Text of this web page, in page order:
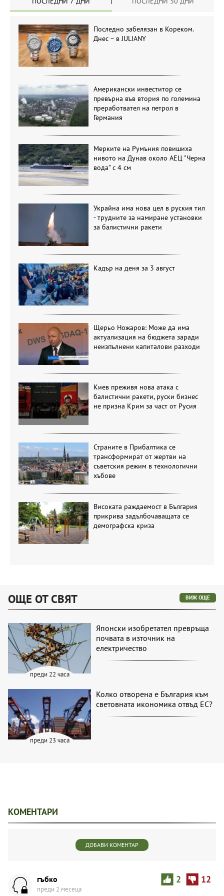
Последно забелязан в Кореком.
Днес – в JULIANY
Американски инвеститор се
превърна във втория по големина
преработвател на петрол в
Германия
Мерките на Румъния повишиха
нивото на Дунав около АЕЦ "Черна
вода" с 4 см
Украйна има нова цел в руския тил
- трудните за намиране установки
за балистични ракети
Кадър на деня за 3 август
Щерьо Ножаров: Може да има
актуализация на бюджета заради
неизпълнени капиталови разходи
Киев преживя нова атака с
балистични ракети, руски бизнес
не призна Крим за част от Русия
Страните в Прибалтика се
трансформират от жертви на
съветския режим в технологични
хъбове
Високата раждаемост в България
прикрива задълбочаващата се
демографска криза
ОЩЕ ОТ СВЯТ ВИЖ ОЩЕ
преди 22 часа
Японски изобретател превръща
почвата в източник на
електричество
преди 23 часа
Колко отворена е България към
световната икономика отвъд ЕС?
КОМЕНТАРИ
ДОБАВИ КОМЕНТАР
2 12
гъбко
преди 2 месеца